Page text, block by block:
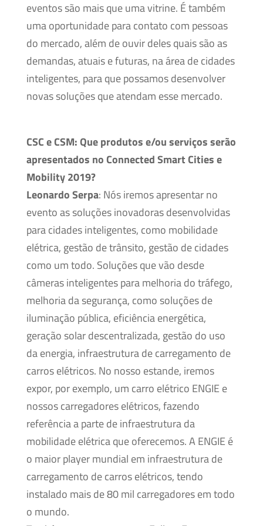
eventos são mais que uma vitrine. É também
uma oportunidade para contato com pessoas
do mercado, além de ouvir deles quais são as
demandas, atuais e futuras, na área de cidades
inteligentes, para que possamos desenvolver
novas soluções que atendam esse mercado.
CSC e CSM:Que produtos e/ou serviços serão
apresentados no Connected Smart Cities e
Mobility 2019?
Leonardo Serpa: Nós iremos apresentar no
evento as soluções inovadoras desenvolvidas
para cidades inteligentes, como mobilidade
elétrica, gestão de trânsito, gestão de cidades
como um todo. Soluções que vão desde
câmeras inteligentes para melhoria do tráfego,
melhoria da segurança, como soluções de
iluminação pública, eficiência energética,
geração solar descentralizada, gestão do uso
da energia, infraestrutura de carregamento de
carros elétricos. No nosso estande, iremos
expor, por exemplo, um carro elétrico ENGIE e
nossos carregadores elétricos, fazendo
referência a parte de infraestrutura da
mobilidade elétrica que oferecemos. A ENGIE é
o maior player mundial em infraestrutura de
carregamento de carros elétricos, tendo
instalado mais de 80 mil carregadores em todo
o mundo.